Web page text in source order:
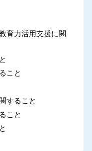
育力活用支援に関
こと
すること
こと